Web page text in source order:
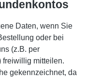
Daten, wenn Sie
oder bei
(z.B. per
freiwillig mitteilen.
gekennzeichnet, da